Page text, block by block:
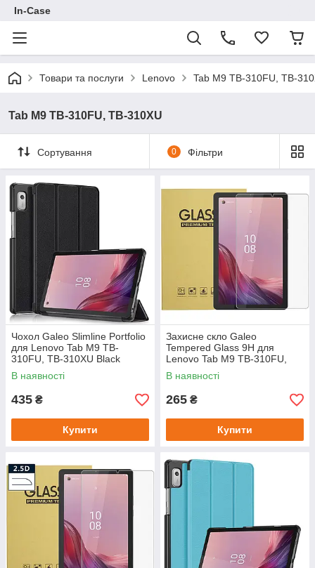
In-Case
Товари та послуги Lenovo Tab M9 TB-310FU, TB-
Tab M9 TB-310FU, TB-310XU
Сортування 0 Фільтри
Чохол Galeo Slimline Portfolio
для Lenovo Tab M9 TB-
310FU, TB-310XU Black
В наявності
435 ₴
Купити
Захисне скло Galeo
Tempered Glass 9H для
Lenovo Tab M9 TB-310FU,
TB-310XU
В наявності
265 ₴
Купити